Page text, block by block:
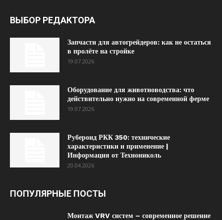
ВЫБОР РЕДАКТОРА
Запчасти для автогрейдеров: как не остаться
в пролёте на стройке
19.07.2026
Оборудование для животноводства: что
действительно нужно на современной ферме
19.07.2026
Рубероид РКК 350: технические
характеристики и применение |
Информация от Технониколь
20.04.2026
ПОПУЛЯРНЫЕ ПОСТЫ
Монтаж VRV систем – современное решение